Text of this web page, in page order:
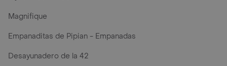
Magnifique
Empanaditas de Pipian - Empanadas
Desayunadero de la 42